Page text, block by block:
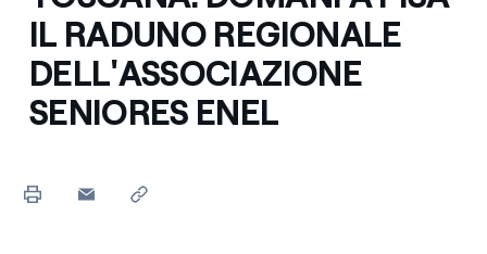
IL RADUNO REGIONALE
DELL'ASSOCIAZIONE
SENIORES ENEL